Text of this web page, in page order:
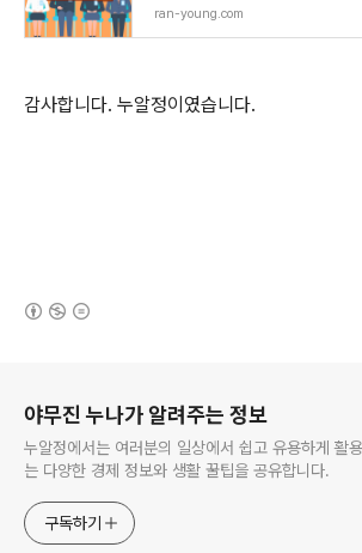
ran-young.com
감사합니다. 누알정이였습니다.
야무진 누나가 알려주는 정보
누알정에서는 여러분의 일상에서 쉽고 유용하게 활
는 다양한 경제 정보와 생활 꿀팁을 공유합니다.
구독하기